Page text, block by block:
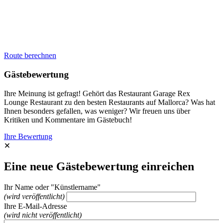
Route berechnen
Gästebewertung
Ihre Meinung ist gefragt! Gehört das Restaurant Garage Rex
Lounge Restaurant zu den besten Restaurants auf Mallorca? Was hat
Ihnen besonders gefallen, was weniger? Wir freuen uns über
Kritiken und Kommentare im Gästebuch!
Ihre Bewertung
✕
Eine neue Gästebewertung einreichen
Ihr Name oder "Künstlername"
(wird veröffentlicht)
Ihre E-Mail-Adresse
(wird nicht veröffentlicht)